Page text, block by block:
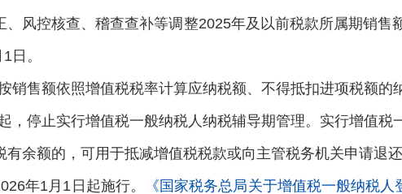
、风控核查、稽查查补等调整2025年及以前税款所属期销
日。
销售额依照增值税税率计算应纳税额、不得抵扣进项税额的
，停止实行增值税一般纳税人纳税辅导期管理。实行增值
余额的，可用于抵减增值税税款或向主管税务机关申请退还
年1月1日起施行。
《国家税务总局关于增值税一般纳税人